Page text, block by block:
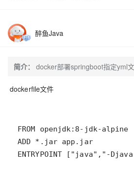
醉鱼Java
简介： docker部署springboot指定yml
dockerfile文件
ADD *.jar app.jar
ENTRYPOINT ["java","-